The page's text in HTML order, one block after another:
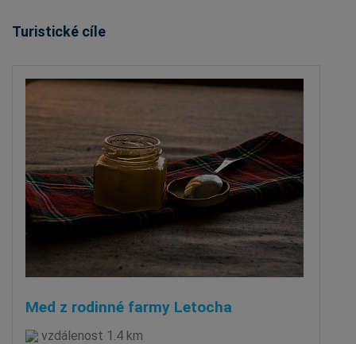
Turistické cíle
Med z rodinné farmy Letocha
vzdálenost 1.4 km